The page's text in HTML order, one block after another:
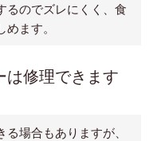
るのでズレにくく、食
ます。
は修理できます
場合もありますが、